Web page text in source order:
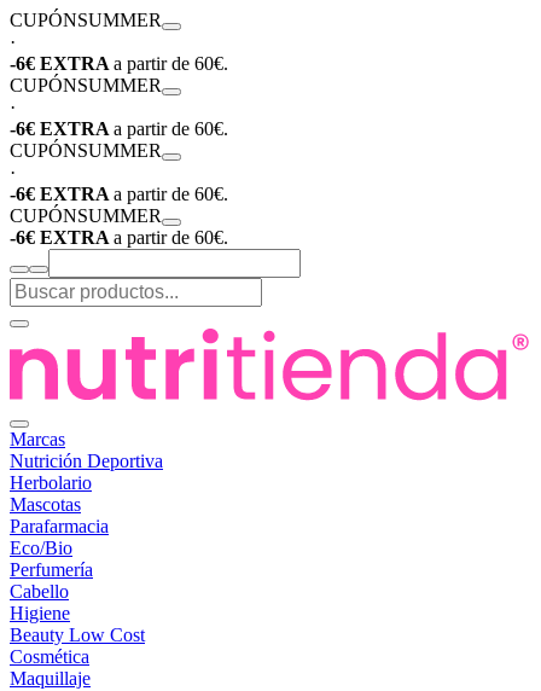
CUPÓNSUMMER
·
-6€ EXTRA a partir de 60€.
CUPÓNSUMMER
·
-6€ EXTRA a partir de 60€.
CUPÓNSUMMER
·
-6€ EXTRA a partir de 60€.
CUPÓNSUMMER
-6€ EXTRA a partir de 60€.
Marcas
Nutrición Deportiva
Herbolario
Mascotas
Parafarmacia
Eco/Bio
Perfumería
Cabello
Higiene
Beauty Low Cost
Cosmética
Maquillaje